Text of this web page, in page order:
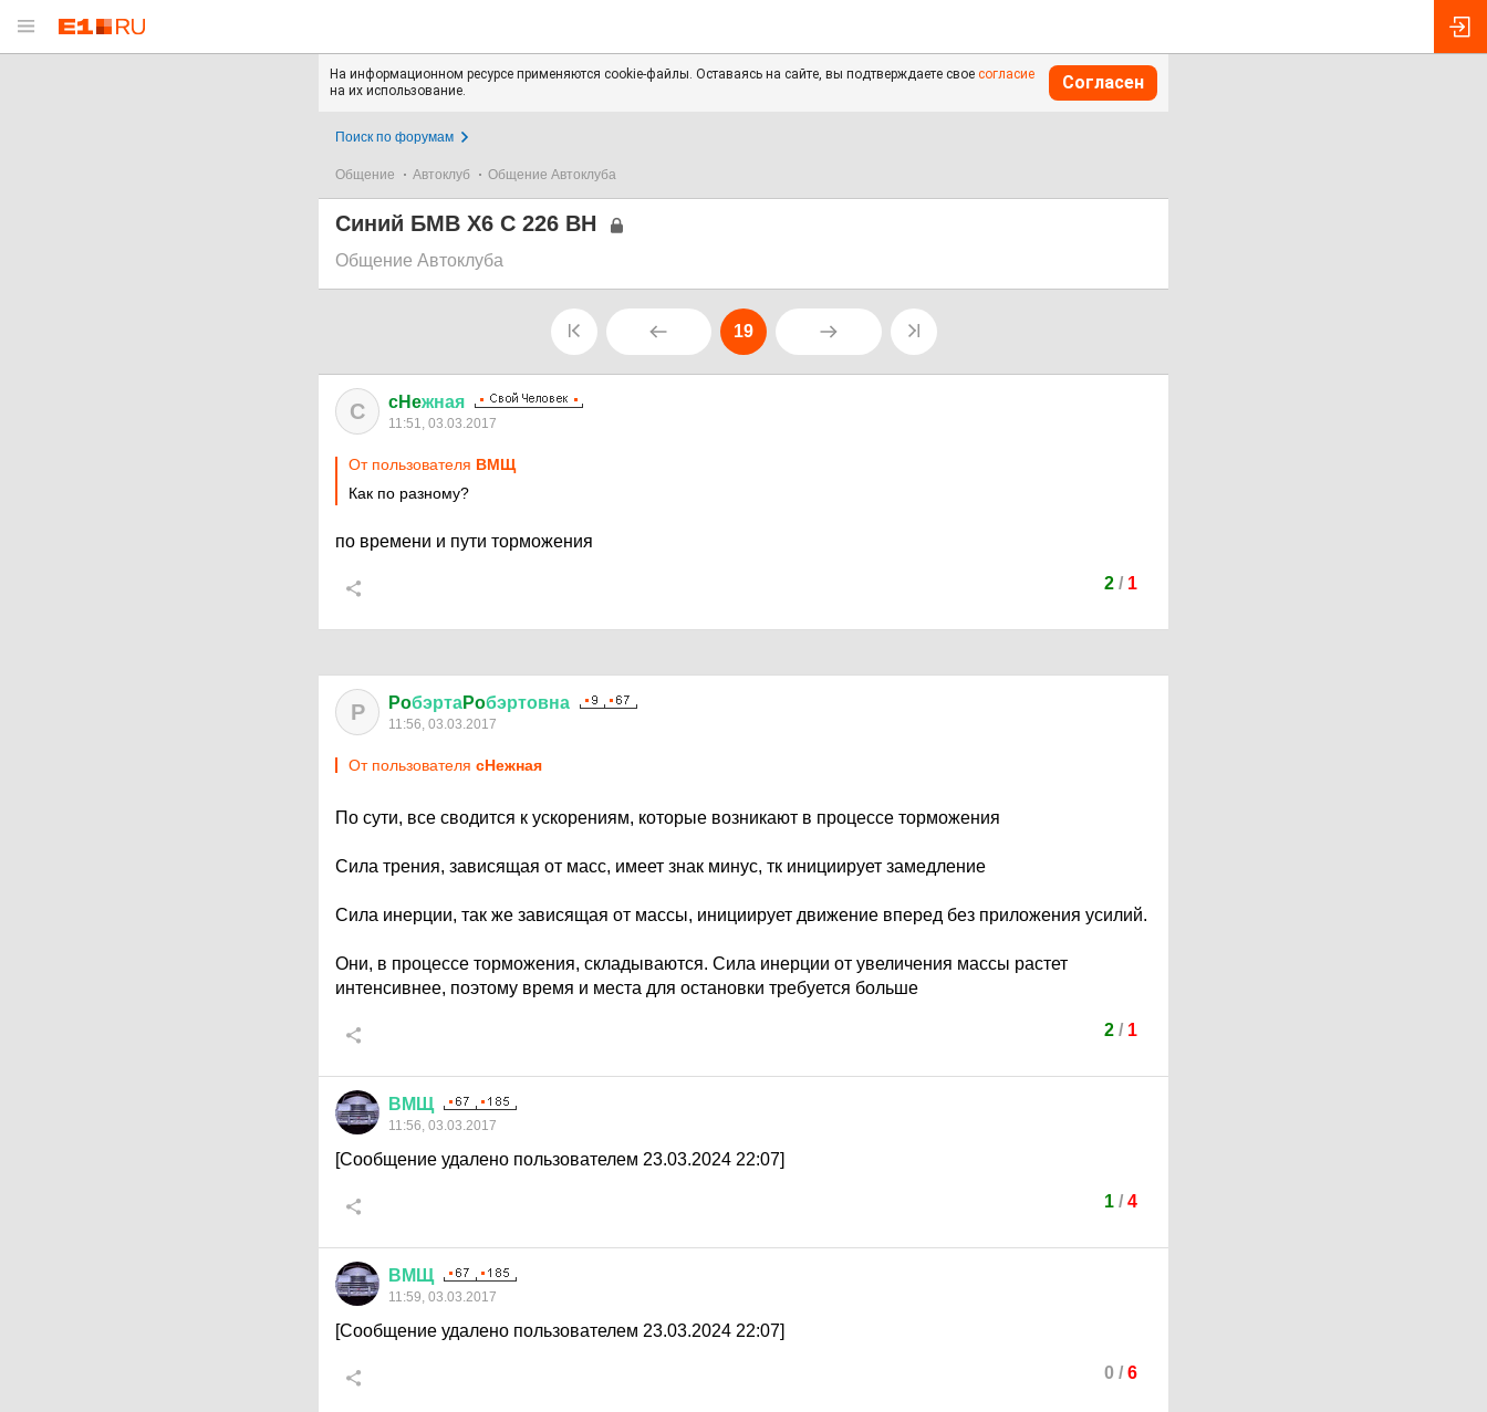
На информационном ресурсе применяются cookie-файлы. Оставаясь на сайте, вы подтверждаете свое согласие
на их использование.
Согласен
Поиск по форумам
Общение Автоклуб Общение Автоклуба
Синий БМВ Х6 С 226 ВН
Общение Автоклуба
19
C cHeжная
11:51, 03.03.2017
От пользователя ВМЩ
Как по разному?
по времени и пути торможения
2/ 1
P PoбэртаPoбэртовна
11:56, 03.03.2017
От пользователя cHeжная
По сути, все сводится к ускорениям, которые возникают в процессе торможения
Сила трения, зависящая от масс, имеет знак минус, тк инициирует замедление
Сила инерции, так же зависящая от массы, инициирует движение вперед без приложения усилий.
Они, в процессе торможения, складываются. Сила инерции от увеличения массы растет
интенсивнее, поэтому время и места для остановки требуется больше
2/ 1
ВМЩ
11:56, 03.03.2017
[Сообщение удалено пользователем 23.03.2024 22:07]
1/ 4
ВМЩ
11:59, 03.03.2017
[Сообщение удалено пользователем 23.03.2024 22:07]
0 / 6